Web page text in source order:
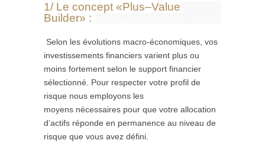
1/ Le concept «Plus–Value
Builder» :
Selon les évolutions macro-économiques, vos
investissements financiers varient plus ou
moins fortement selon le support financier
sélectionné. Pour respecter votre profil de
risque nous employons les
moyens nécessaires pour que votre allocation
d’actifs réponde en permanence au niveau de
risque que vous avez défini.